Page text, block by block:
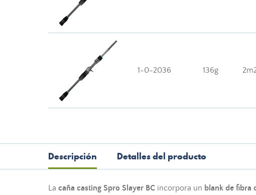
1-0-2036 136g
Descripción Detalles del producto
La caña casting Spro Slayer BC incorpora un blank de fibra